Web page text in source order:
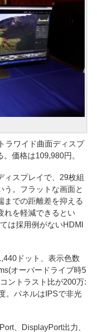
ラワイド曲面ディスプ
価格は109,980円。
スプレイで、29枚組
う。フラットな画面と
までの距離差を抑える
れを軽減できるとい
は採用例がないHDMI
ドット、表示色数
オーバードライブ時5
ントラスト比が200万:
。パネルはIPSで非光
、DisplayPort出力、